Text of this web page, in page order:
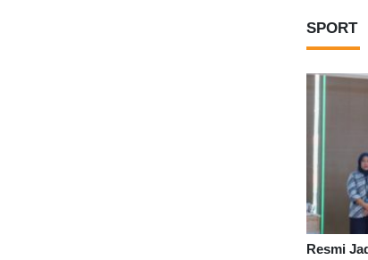
SPORT
Resmi